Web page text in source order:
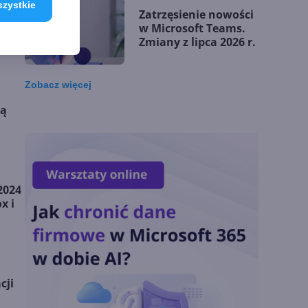
i
Zatrzęsienie nowości
w Microsoft Teams.
Zmiany z lipca 2026 r.
OpenAI tnie ceny
modeli GPT-5.6.
Odpowiedź na presję
Chin
chmury. Microsoft
ogłasza znakomite
Zobaczwięcej